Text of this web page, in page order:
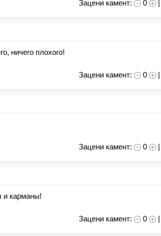
Зацени камент: 0 |
ничего плохого!
Зацени камент: 0 |
Зацени камент: 0 |
и карманы!
Зацени камент: 0 |